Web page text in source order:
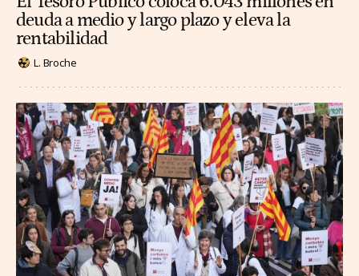
deuda a medio y largo plazo y eleva la
rentabilidad
L. Broche